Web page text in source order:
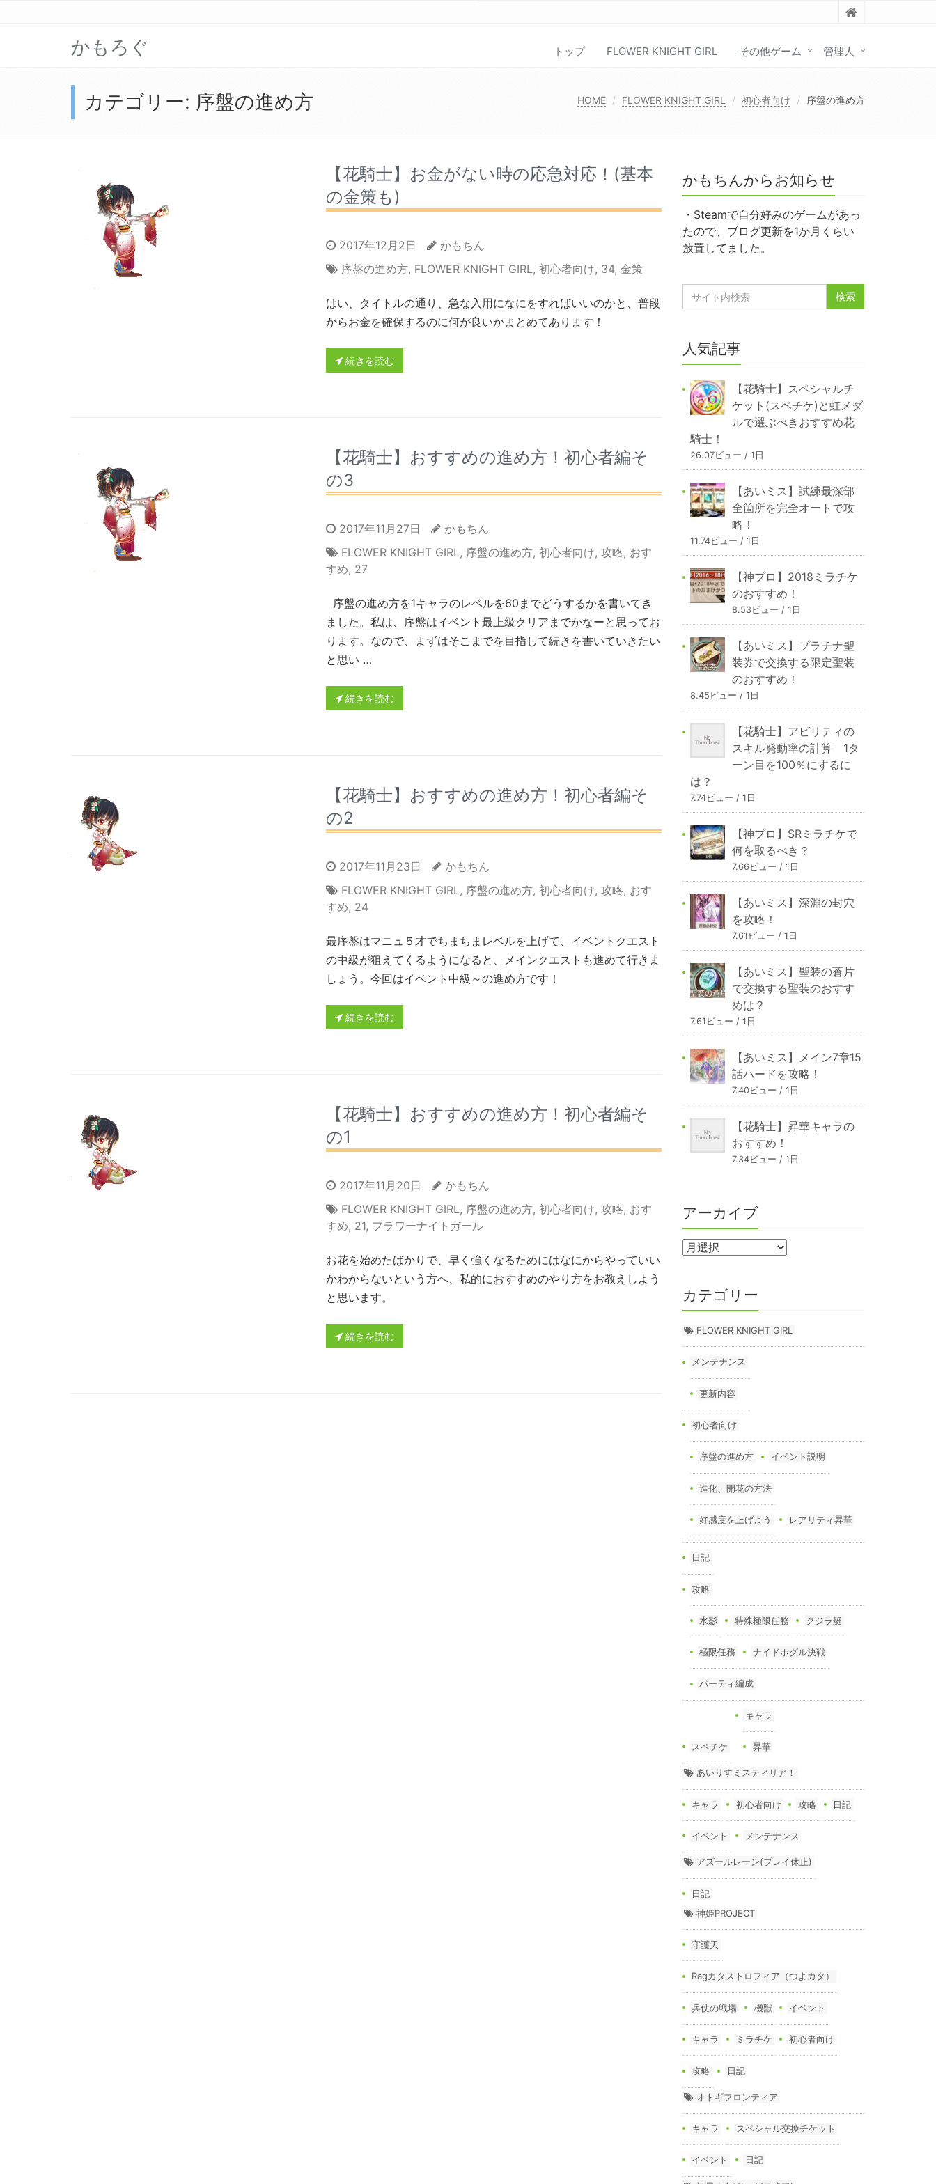
かもろぐ トップ FLOWER KNIGHT GIRL その他ゲーム 管理人
カテゴリー: 序盤の進め方 HOME FLOWER KNIGHT GIRL 初心者向け 序盤の進め方
【花騎士】お金がない時の応急対応！(基本
の金策も)
2017年12月2日
かもちん
序盤の進め方, FLOWER KNIGHT GIRL, 初心者向け, 34, 金策
はい、タイトルの通り、急な入用になにをすればいいのかと、普段
からお金を確保するのに何が良いかまとめてあります！
続きを読む
【花騎士】おすすめの進め方！初心者編そ
の3
2017年11月27日
かもちん
FLOWER KNIGHT GIRL, 序盤の進め方, 初心者向け, 攻略, おす
すめ, 27
序盤の進め方を1キャラのレベルを60までどうするかを書いてき
ました。私は、序盤はイベント最上級クリアまでかなーと思ってお
ります。なので、まずはそこまでを目指して続きを書いていきたい
と思い …
続きを読む
【花騎士】おすすめの進め方！初心者編そ
の2
2017年11月23日
かもちん
FLOWER KNIGHT GIRL, 序盤の進め方, 初心者向け, 攻略, おす
すめ, 24
最序盤はマニュ５才でちまちまレベルを上げて、イベントクエスト
の中級が狙えてくるようになると、メインクエストも進めて行きま
しょう。今回はイベント中級～の進め方です！
続きを読む
【花騎士】おすすめの進め方！初心者編そ
の1
2017年11月20日
かもちん
FLOWER KNIGHT GIRL, 序盤の進め方, 初心者向け, 攻略, おす
すめ, 21, フラワーナイトガール
お花を始めたばかりで、早く強くなるためにはなにからやっていい
かわからないという方へ、私的におすすめのやり方をお教えしよう
と思います。
続きを読む
かもちんからお知らせ
・Steamで自分好みのゲームがあっ
たので、ブログ更新を1か月くらい
放置してました。
人気記事
【花騎士】スペシャルチ
ケット(スペチケ)と虹メダ
ルで選ぶべきおすすめ花
騎士！
26.07ビュー / 1日
【あいミス】試練最深部
全箇所を完全オートで攻
略！
11.74ビュー / 1日
【神プロ】2018ミラチケ
のおすすめ！
8.53ビュー / 1日
【あいミス】プラチナ聖
装券で交換する限定聖装
のおすすめ！
8.45ビュー / 1日
【花騎士】アビリティの
スキル発動率の計算 1タ
ーン目を100％にするに
は？
7.74ビュー / 1日
【神プロ】SRミラチケで
何を取るべき？
7.66ビュー / 1日
【あいミス】深淵の封穴
を攻略！
7.61ビュー / 1日
【あいミス】聖装の蒼片
で交換する聖装のおすす
めは？
7.61ビュー / 1日
【あいミス】メイン7章15
話ハードを攻略！
7.40ビュー / 1日
【花騎士】昇華キャラの
おすすめ！
7.34ビュー / 1日
アーカイブ
カテゴリー
FLOWER KNIGHT GIRL
メンテナンス
更新内容
初心者向け
序盤の進め方 イベント説明
進化、開花の方法
好感度を上げよう レアリティ昇華
日記
攻略
水影 特殊極限任務 クジラ艇
極限任務 ナイドホグル決戦
パーティ編成
スペチケ
キャラ
昇華
あいりすミスティリア！
キャラ 初心者向け 攻略 日記
イベント メンテナンス
アズールレーン(プレイ休止)
日記
神姫PROJECT
守護天
Ragカタストロフィア（つよカタ）
兵仗の戦場 機獣 イベント
キャラ ミラチケ 初心者向け
攻略 日記
オトギフロンティア
キャラ スペシャル交換チケット
イベント 日記